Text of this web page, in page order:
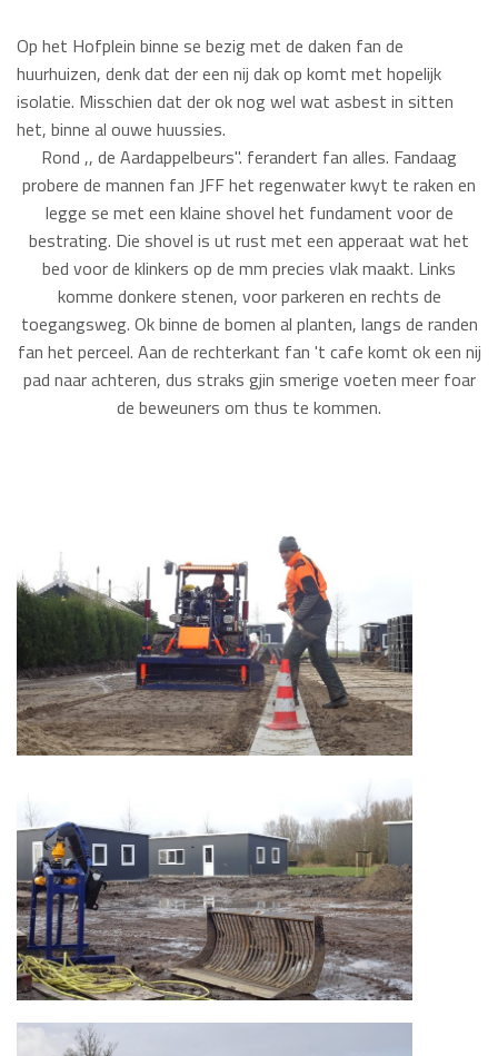
Op het Hofplein binne se bezig met de daken fan de
huurhuizen, denk dat der een nij dak op komt met hopelijk
isolatie. Misschien dat der ok nog wel wat asbest in sitten
het, binne al ouwe huussies.
Rond ,, de Aardappelbeurs". ferandert fan alles. Fandaag
probere de mannen fan JFF het regenwater kwyt te raken en
legge se met een klaine shovel het fundament voor de
bestrating. Die shovel is ut rust met een apperaat wat het
bed voor de klinkers op de mm precies vlak maakt. Links
komme donkere stenen, voor parkeren en rechts de
toegangsweg. Ok binne de bomen al planten, langs de randen
fan het perceel. Aan de rechterkant fan 't cafe komt ok een nij
pad naar achteren, dus straks gjin smerige voeten meer foar
de beweuners om thus te kommen.